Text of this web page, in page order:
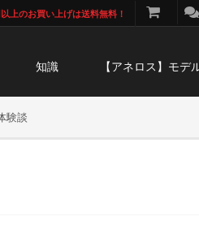
上のお買い上げは送料無料！
知識 【アネロス】モデ
験談